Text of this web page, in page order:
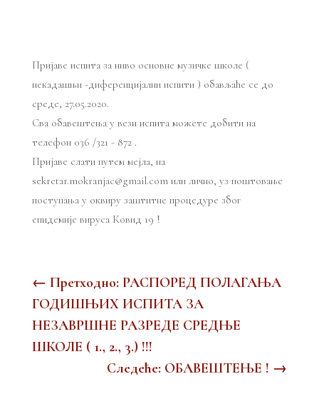
Пријаве испита за ниво основне музичке школе (
некадашњи -диференцијални испити ) обављаће се до
среде, 27.05.2020.
Сва обавештења у вези испита можете добити на
телефон 036 /321 - 872 .
Пријаве слати путем мејла, на
sekretar.mokranjac@gmail.com или лично, уз поштовање
поступања у оквиру заштитне процедуре због
епидемије вируса Ковид 19 !
← Претходно: РАСПОРЕД ПОЛАГАЊА
ГОДИШЊИХ ИСПИТА ЗА
НЕЗАВРШНЕ РАЗРЕДЕ СРЕДЊЕ
ШКОЛЕ ( 1., 2., 3.) !!!
Следеће: ОБАВЕШТЕЊЕ ! →